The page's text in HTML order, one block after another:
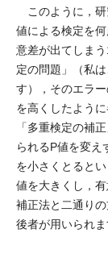
このように，研
値による検定を
意差が出てしま
定の問題」（私
す），そのエラ
を高くしたよう
「多重検定の補
られるP値を変え
を小さくとると
値を大きくし，
補正法と二通り
後者が用いられま